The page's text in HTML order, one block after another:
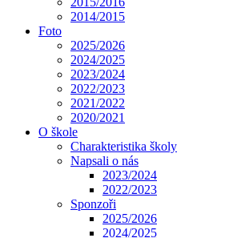
2014/2015
Foto
2025/2026
2024/2025
2023/2024
2022/2023
2021/2022
2020/2021
O škole
Charakteristika školy
Napsali o nás
2023/2024
2022/2023
Sponzoři
2025/2026
2024/2025